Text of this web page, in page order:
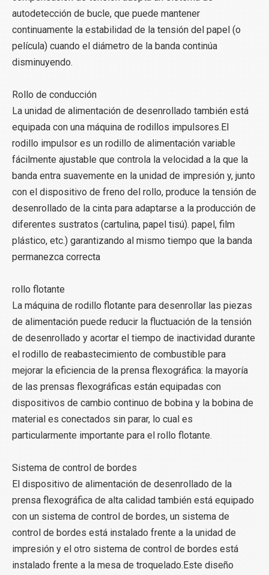
autodetección de bucle, que puede mantener
continuamente la estabilidad de la tensión del papel (o
película) cuando el diámetro de la banda continúa
disminuyendo.
Rollo de conducción
La unidad de alimentación de desenrollado también está
equipada con una máquina de rodillos impulsores.El
rodillo impulsor es un rodillo de alimentación variable
fácilmente ajustable que controla la velocidad a la que la
banda entra suavemente en la unidad de impresión y, junto
con el dispositivo de freno del rollo, produce la tensión de
desenrollado de la cinta para adaptarse a la producción de
diferentes sustratos (cartulina, papel tisú). papel, film
plástico, etc.) garantizando al mismo tiempo que la banda
permanezca correcta
rollo flotante
La máquina de rodillo flotante para desenrollar las piezas
de alimentación puede reducir la fluctuación de la tensión
de desenrollado y acortar el tiempo de inactividad durante
el rodillo de reabastecimiento de combustible para
mejorar la eficiencia de la prensa flexográfica: la mayoría
de las prensas flexográficas están equipadas con
dispositivos de cambio continuo de bobina y la bobina de
material es conectados sin parar, lo cual es
particularmente importante para el rollo flotante.
Sistema de control de bordes
El dispositivo de alimentación de desenrollado de la
prensa flexográfica de alta calidad también está equipado
con un sistema de control de bordes, un sistema de
control de bordes está instalado frente a la unidad de
impresión y el otro sistema de control de bordes está
instalado frente a la mesa de troquelado.Este diseño